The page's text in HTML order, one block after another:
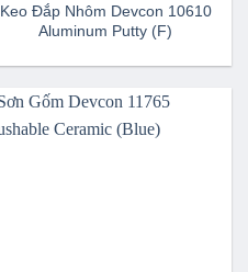
Keo Đắp Nhôm Devcon 10610
Aluminum Putty (F)